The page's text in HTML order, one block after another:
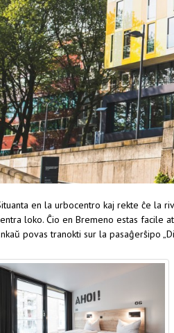
en la urbocentro kaj rekte ĉe la
loko. Ĉio en Bremeno estas facile
povas tranokti sur la pasaĝerŝipo